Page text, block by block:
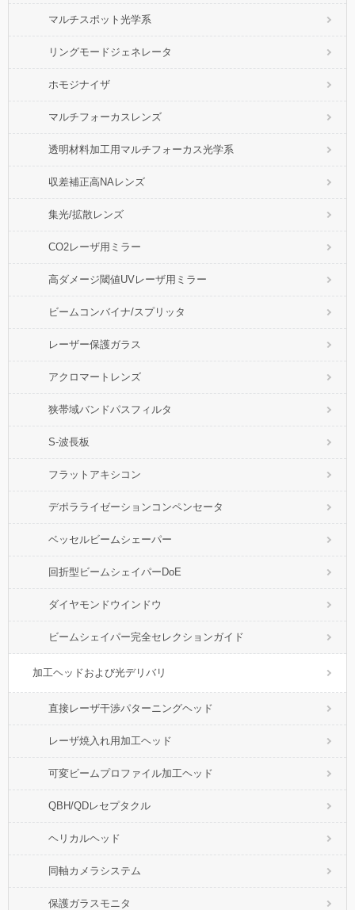
マルチスポット光学系
リングモードジェネレータ
ホモジナイザ
マルチフォーカスレンズ
透明材料加工用マルチフォーカス光学系
収差補正高NAレンズ
集光/拡散レンズ
CO2レーザ用ミラー
高ダメージ閾値UVレーザ用ミラー
ビームコンバイナ/スプリッタ
レーザー保護ガラス
アクロマートレンズ
狭帯域バンドパスフィルタ
S-波長板
フラットアキシコン
デポラライゼーションコンペンセータ
ベッセルビームシェーパー
回折型ビームシェイパーDoE
ダイヤモンドウインドウ
ビームシェイパー完全セレクションガイド
加工ヘッドおよび光デリバリ
直接レーザ干渉パターニングヘッド
レーザ焼入れ用加工ヘッド
可変ビームプロファイル加工ヘッド
QBH/QDレセプタクル
ヘリカルヘッド
同軸カメラシステム
保護ガラスモニタ